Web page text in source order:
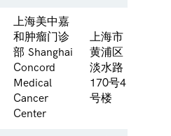
上海美中嘉
和肿瘤门诊
部 Shanghai
Concord
Medical
Cancer
Center
上海市
黄浦区
淡水路
170号4
号楼